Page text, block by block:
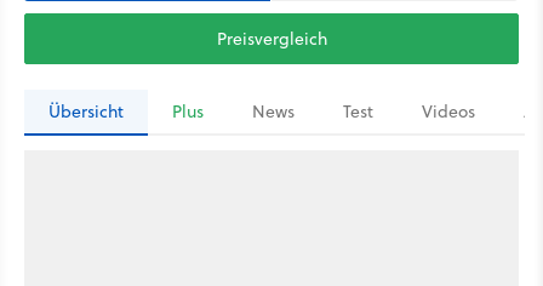
Preisvergleich
Übersicht Plus News Test Videos